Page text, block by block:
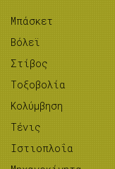
Μπάσκετ
Βόλεϊ
Στίβος
Tοξοβολία
Κολύμβηση
Τένις
Ιστιοπλοΐα